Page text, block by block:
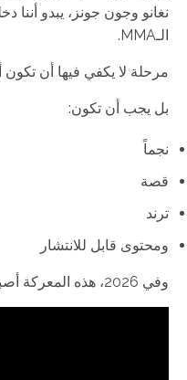
نغانو وجون جونز، يبدو
الـMMA.
مرحلة لا يكفي فيها أن
بل يجب أن تكون:
نجماً
قصة
ترند
ومحتوى قابل للانتشار
وفي 2026، هذه المعركة أصبحت أهم من أي وقت مضى.